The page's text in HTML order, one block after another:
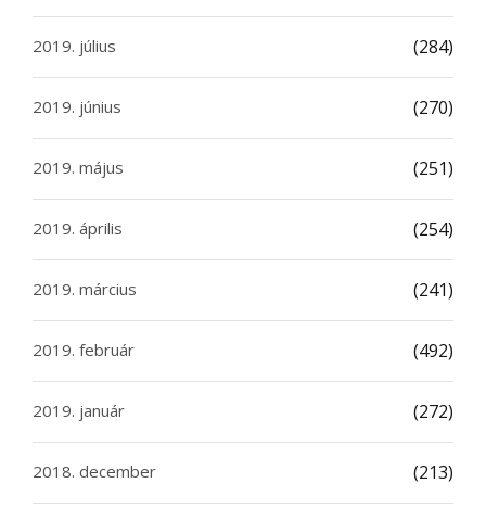
2019. július (284)
2019. június (270)
2019. május (251)
2019. április (254)
2019. március (241)
2019. február (492)
2019. január (272)
2018. december (213)